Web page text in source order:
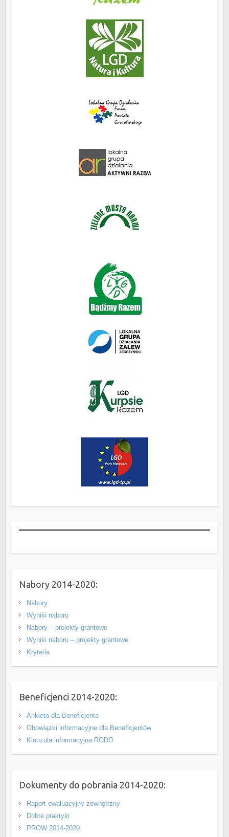
Nabory 2014-2020:
Nabory
Wyniki naboru
Nabory – projekty grantowe
Wyniki naboru – projekty grantowe
Kryteria
Beneficjenci 2014-2020:
Ankieta dla Beneficjenta
Obowiązki informacyjne dla Beneficjentów
Klauzula informacyjna RODO
Dokumenty do pobrania 2014-2020:
Raport ewaluacyjny zewnętrzny
Dobre praktyki
PROW 2014-2020